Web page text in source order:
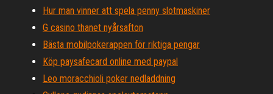
Hur man vinner att spela penny slotmaskiner
G casino thanet nyårsafton
Bästa mobilpokerappen för riktiga pengar
Köp paysafecard online med paypal
Leo moracchioli poker nedladdning